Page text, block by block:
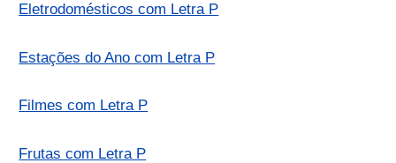
Eletrodomésticos com Letra P
Estações do Ano com Letra P
Filmes com Letra P
Frutas com Letra P